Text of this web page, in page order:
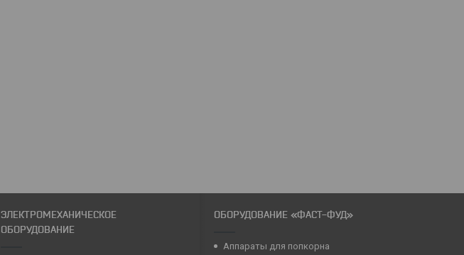
ЭЛЕКТРОМЕХАНИЧЕСКОЕ
ОБОРУДОВАНИЕ
ОБОРУДОВАНИЕ «ФАСТ-ФУД»
Аппараты для попкорна